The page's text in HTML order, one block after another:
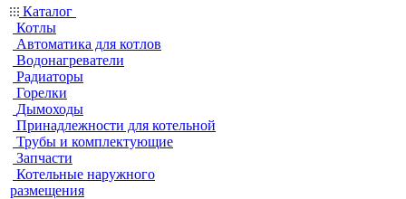
Каталог
Котлы
Автоматика для котлов
Водонагреватели
Радиаторы
Горелки
Дымоходы
Принадлежности для котельной
Трубы и комплектующие
Запчасти
Котельные наружного
размещения